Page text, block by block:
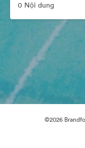
0 Nội dung
©2026